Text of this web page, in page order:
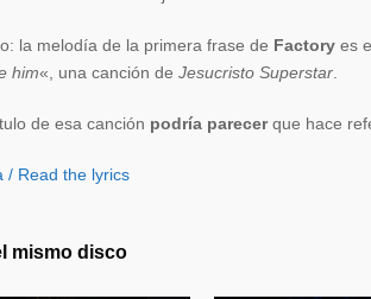
la melodía de la primera frase de Factory es
him«, una canción de Jesucristo Superstar
de esa canción podría parecerque hace
/ Read the lyrics
mismo disco